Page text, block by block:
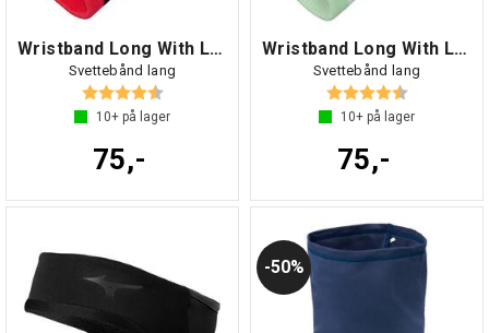
Wristband Long With Line Rød NS
Svettebånd lang
Karakter: 4.7 av 5 mulige
10+ på lager
75,-
Wristband Long With Line Mint NS
Svettebånd lang
Karakter: 4.7 av 5
10+ på lager
75,-
50%